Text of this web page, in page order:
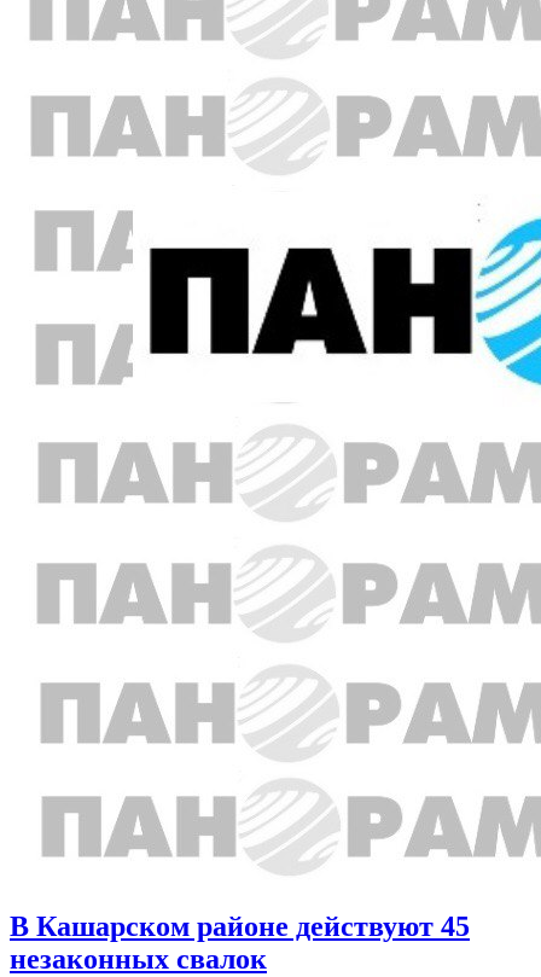
В Кашарском районе действуют 45
незаконных свалок